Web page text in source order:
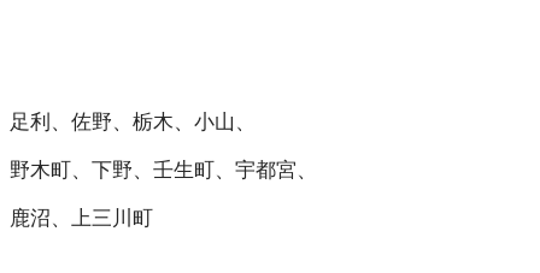
足利、佐野、栃木、小山、
野木町、下野、壬生町、宇都宮、
鹿沼、上三川町